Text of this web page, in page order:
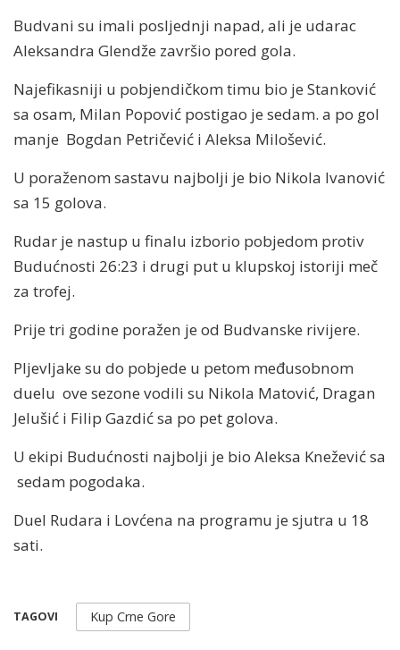
Budvani su imali posljednji napad, ali je udarac
Aleksandra Glendže završio pored gola.
Najefikasniji u pobjendičkom timu bio je Stanković
sa osam, Milan Popović postigao je sedam. a po gol
manje Bogdan Petričević i Aleksa Milošević.
U poraženom sastavu najbolji je bio Nikola Ivanović
sa 15 golova.
Rudar je nastup u finalu izborio pobjedom protiv
Budućnosti 26:23 i drugi put u klupskoj istoriji meč
za trofej.
Prije tri godine poražen je od Budvanske rivijere.
Pljevljake su do pobjede u petom međusobnom
duelu ove sezone vodili su Nikola Matović, Dragan
Jelušić i Filip Gazdić sa po pet golova.
U ekipi Budućnosti najbolji je bio Aleksa Knežević sa
sedam pogodaka.
Duel Rudara i Lovćena na programu je sjutra u 18
sati.
TAGOVI Kup Crne Gore